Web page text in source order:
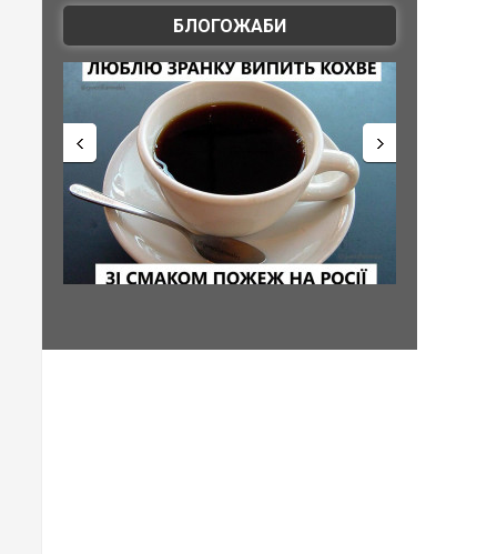
БЛОГОЖАБИ